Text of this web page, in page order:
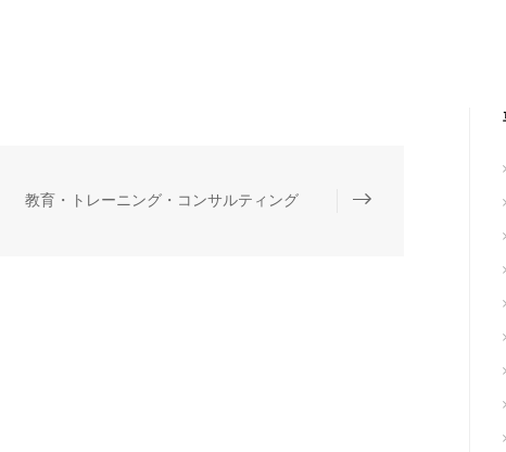
教育・トレーニング・コンサルティング